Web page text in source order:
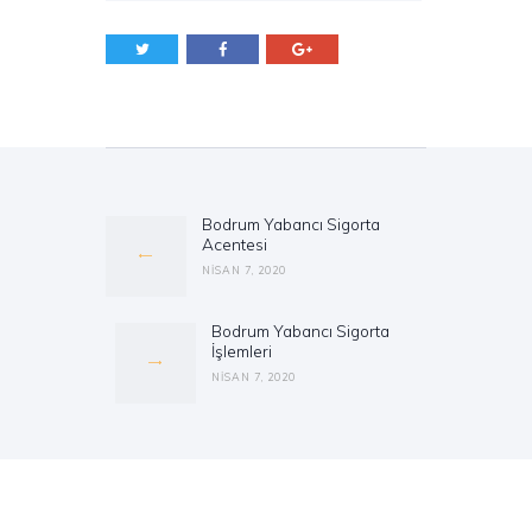
Previous
post:
Bodrum Yabancı Sigorta
Acentesi
NISAN 7, 2020
Next
post:
Bodrum Yabancı Sigorta
İşlemleri
NISAN 7, 2020